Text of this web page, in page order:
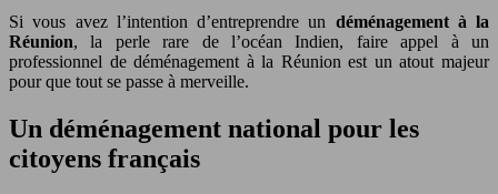
Si vous avez l’intention d’entreprendre un déménagement à la
Réunion, la perle rare de l’océan Indien, faire appel à un
professionnel de déménagement à la Réunion est un atout majeur
pour que tout se passe à merveille.
Un déménagement national pour les
citoyens français